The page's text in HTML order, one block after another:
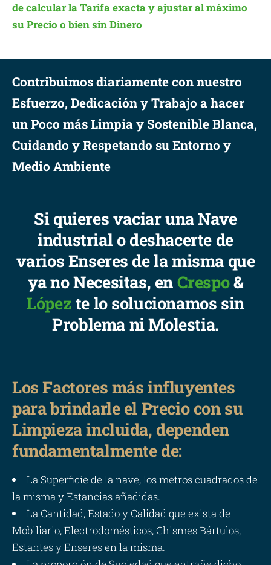
de calcular la Tarifa exacta y ajustar al máximo
su Precio o bien sin Dinero
Contribuimos diariamente con nuestro
Esfuerzo, Dedicación y Trabajo a hacer
un Poco más Limpia y Sostenible Blanca,
Cuidando y Respetando su Entorno y
Medio Ambiente
Si quieres vaciar una Nave
industrial o deshacerte de
varios Enseres de la misma que
ya no Necesitas, enCrespo&
Lópezte lo solucionamos sin
Problema ni Molestia.
Los Factores más influyentes
para brindarle el Precio con su
Limpieza incluida, dependen
fundamentalmente de:
La Superficie de la nave, los metros cuadrados de
la misma y Estancias añadidas.
La Cantidad, Estado y Calidad que exista de
Mobiliario, Electrodomésticos, Chismes Bártulos,
Estantes y Enseres en la misma.